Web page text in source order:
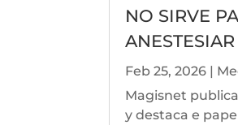
NO SIRVE
Feb 25, 2026 |
Magisnet
y destaca e